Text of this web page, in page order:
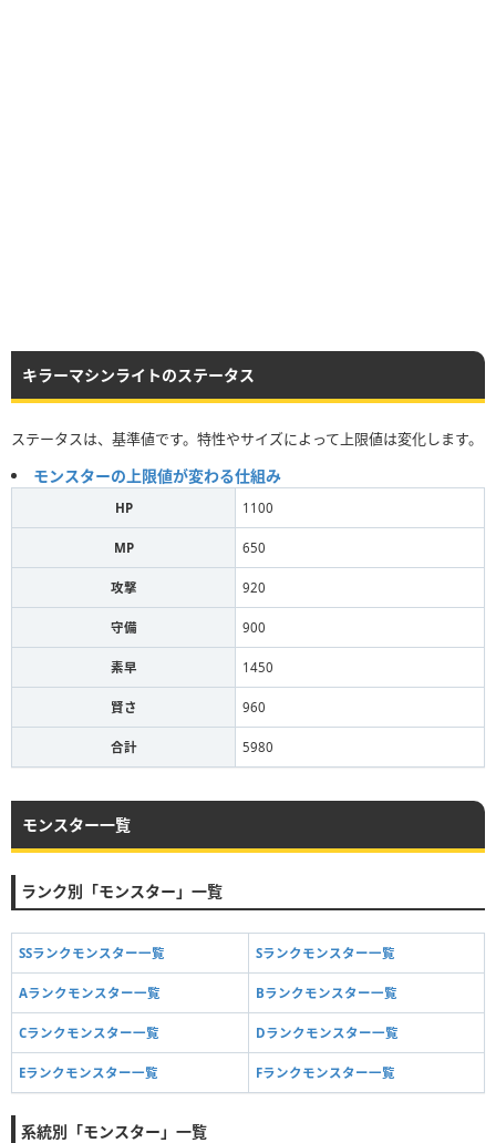
キラーマシンライトのステータス
ステータスは、基準値です。特性やサイズによって上限値は変化します。
モンスターの上限値が変わる仕組み
HP 1100
MP 650
攻撃 920
守備 900
素早 1450
賢さ 960
合計 5980
モンスター一覧
ランク別「モンスター」一覧
SSランクモンスター一覧 Sランクモンスター一覧
Aランクモンスター一覧 Bランクモンスター一覧
Cランクモンスター一覧 Dランクモンスター一覧
Eランクモンスター一覧 Fランクモンスター一覧
系統別「モンスター」一覧